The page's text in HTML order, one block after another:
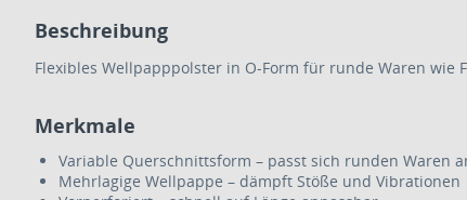
Beschreibung
Flexibles Wellpapppolster in O-Form für runde Waren wie
Merkmale
Variable Querschnittsform – passt sich runden Waren
Mehrlagige Wellpappe – dämpft Stöße und Vibrationen